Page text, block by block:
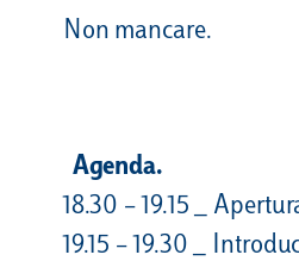
Non mancare.
Agenda.
18.30 – 19.15 _
19.15 – 19.30 _